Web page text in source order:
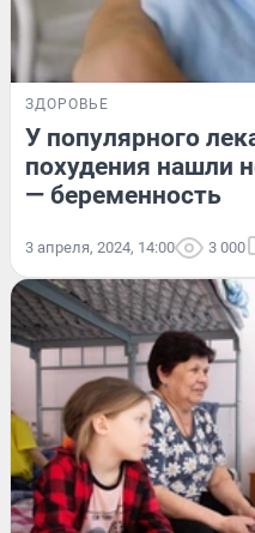
ЗДОРОВЬЕ
У популярного
похудения нашли
— беременность
3 апреля, 2024, 14:00 3 000